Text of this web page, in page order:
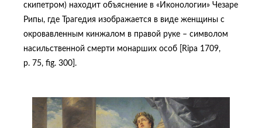
скипетром) находит объяснение в «Иконологии» Чезаре
Рипы, где Трагедия изображается в виде женщины с
окровавленным кинжалом в правой руке – символом
насильственной смерти монарших особ [Ripa 1709,
p. 75, fig. 300].